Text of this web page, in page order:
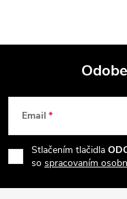
c
e
p
r
v
a
i
e
Z
á
p
Email
Stlačením tlačidla
so spracovaním